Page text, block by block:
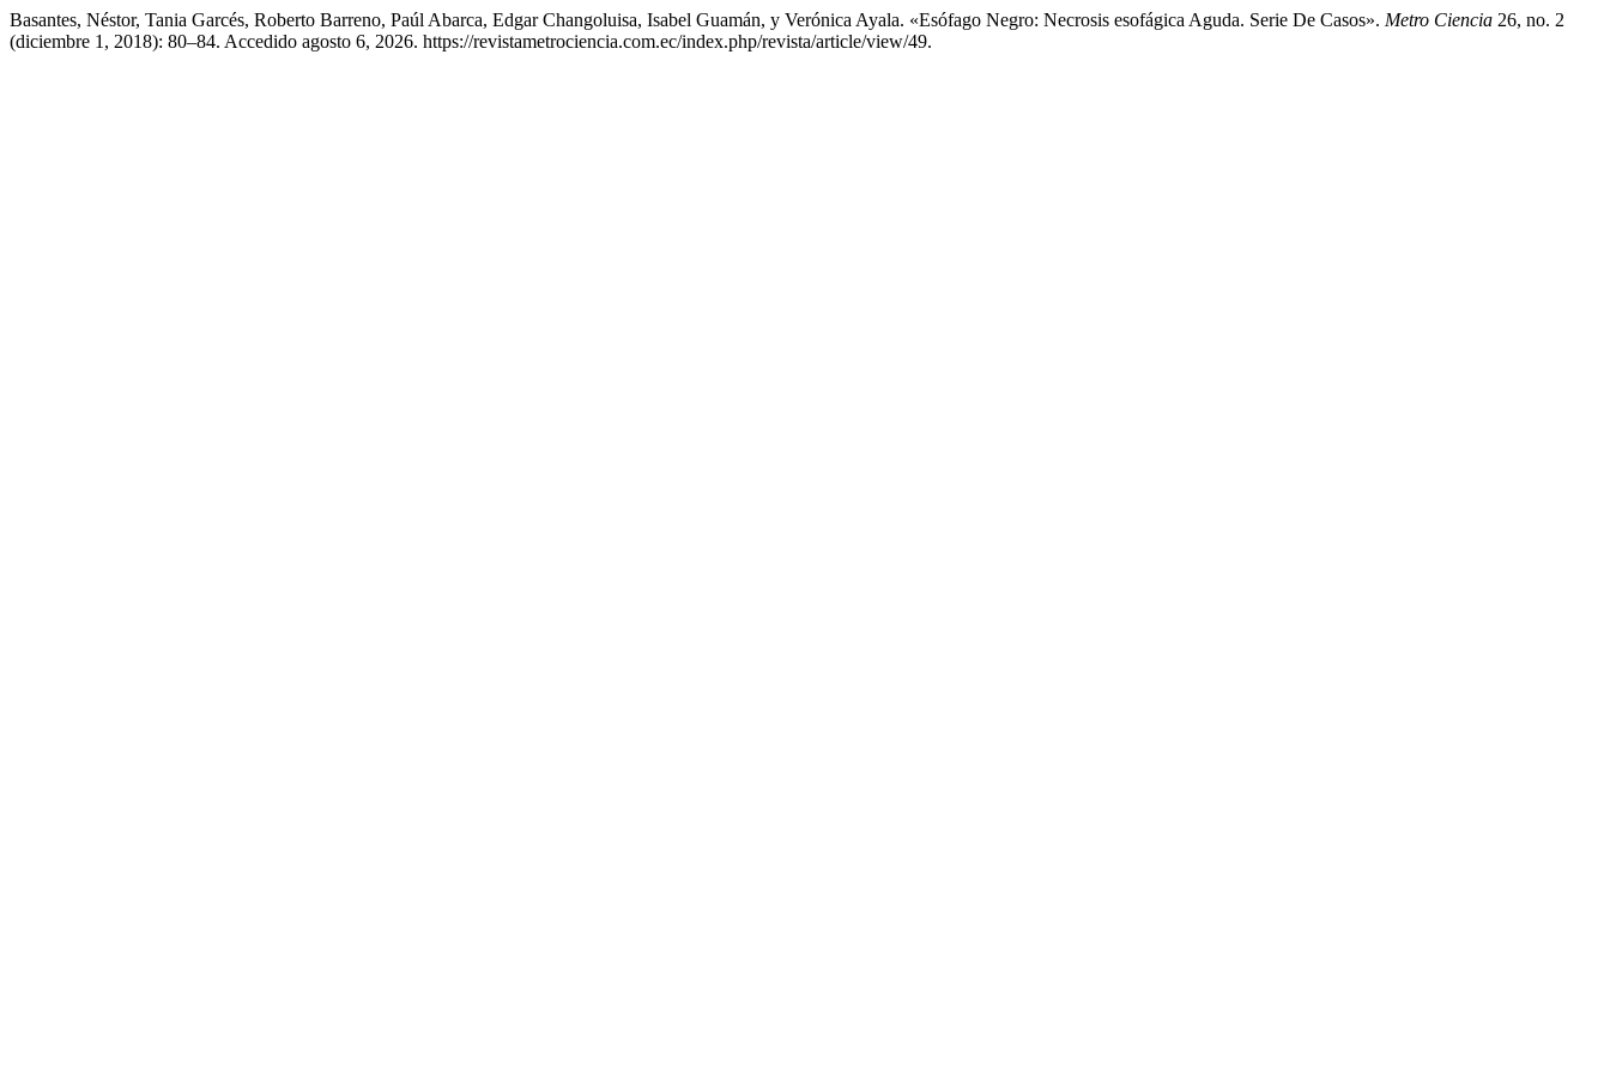
Basantes, Néstor, Tania Garcés, Roberto Barreno, Paúl Abarca, Edgar Changoluisa, Isabel Guamán, y Verónica Ayala. «Esófago Negro: Necrosis esofágica Aguda. Serie De Casos». Metro Ciencia 26, no. 2
(diciembre 1, 2018): 80–84. Accedido agosto 6, 2026. https://revistametrociencia.com.ec/index.php/revista/article/view/49.